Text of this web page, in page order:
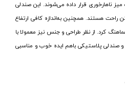
ناهارخوری قرار داده می‌شوند. این صندلی
راحت هستند. همچنین به‌اندازه کافی ارتفاع
کرد. از نظر طراحی و جنس نیز معمولا با
صندلی پلاستیکی باهم ایده خوب و مناسبی